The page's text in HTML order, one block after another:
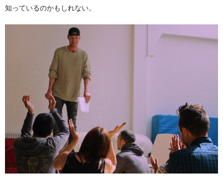
知っているのかもしれない。